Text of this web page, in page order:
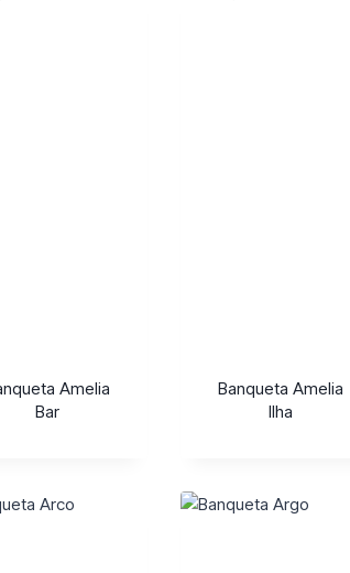
Amelia
Bar
Banqueta Amelia
Ilha